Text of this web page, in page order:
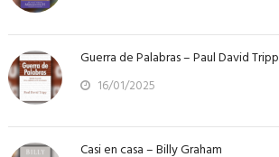
Guerra de Palabras – Paul David Tripp
16/01/2025
Casi en casa – Billy Graham